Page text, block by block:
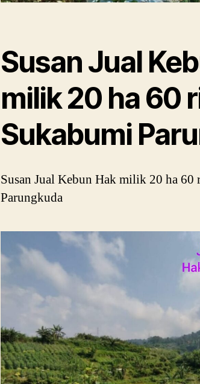
Susan Jual
milik 20 ha 60
Sukabumi
Susan Jual Kebun Hak milik 20 ha
Parungkuda